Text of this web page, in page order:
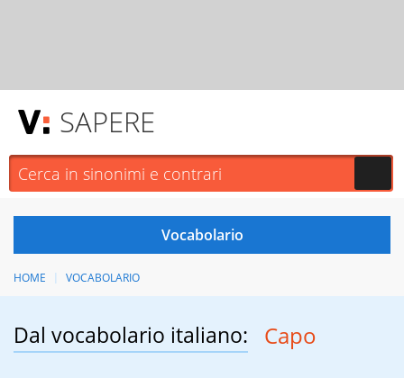
SAPERE
HOME VOCABOLARIO
Dal vocabolario italiano: Capo